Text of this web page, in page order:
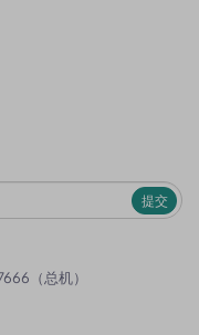
提交
（总机）